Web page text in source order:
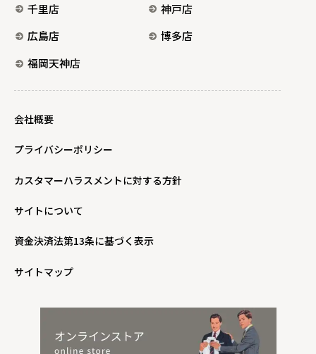
千里店
神戸店
広島店
博多店
福岡天神店
会社概要
プライバシーポリシー
カスタマーハラスメントに対する方針
サイトについて
資金決済法第13条に基づく表示
サイトマップ